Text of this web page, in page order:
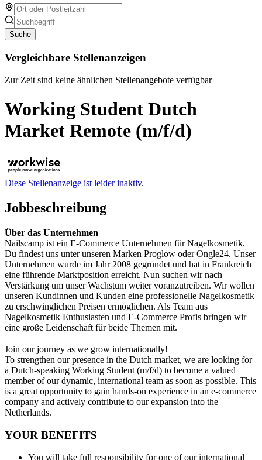
Suche
Vergleichbare Stellenanzeigen
Zur Zeit sind keine ähnlichen Stellenangebote verfügbar
Working Student Dutch
Market Remote (m/f/d)
Diese Stellenanzeige ist leider inaktiv.
Jobbeschreibung
Über das Unternehmen
Nailscamp ist ein E-Commerce Unternehmen für Nagelkosmetik.
Du findest uns unter unseren Marken Proglow oder Ongle24. Unser
Unternehmen wurde im Jahr 2008 gegründet und hat in Frankreich
eine führende Marktposition erreicht. Nun suchen wir nach
Verstärkung um unser Wachstum weiter voranzutreiben. Wir wollen
unseren Kundinnen und Kunden eine professionelle Nagelkosmetik
zu erschwinglichen Preisen ermöglichen. Als Team aus
Nagelkosmetik Enthusiasten und E-Commerce Profis bringen wir
eine große Leidenschaft für beide Themen mit.
Join our journey as we grow internationally!
To strengthen our presence in the Dutch market, we are looking for
a Dutch-speaking Working Student (m/f/d) to become a valued
member of our dynamic, international team as soon as possible. This
is a great opportunity to gain hands-on experience in an e-commerce
company and actively contribute to our expansion into the
Netherlands.
YOUR BENEFITS
You will take full responsibility for one of our international